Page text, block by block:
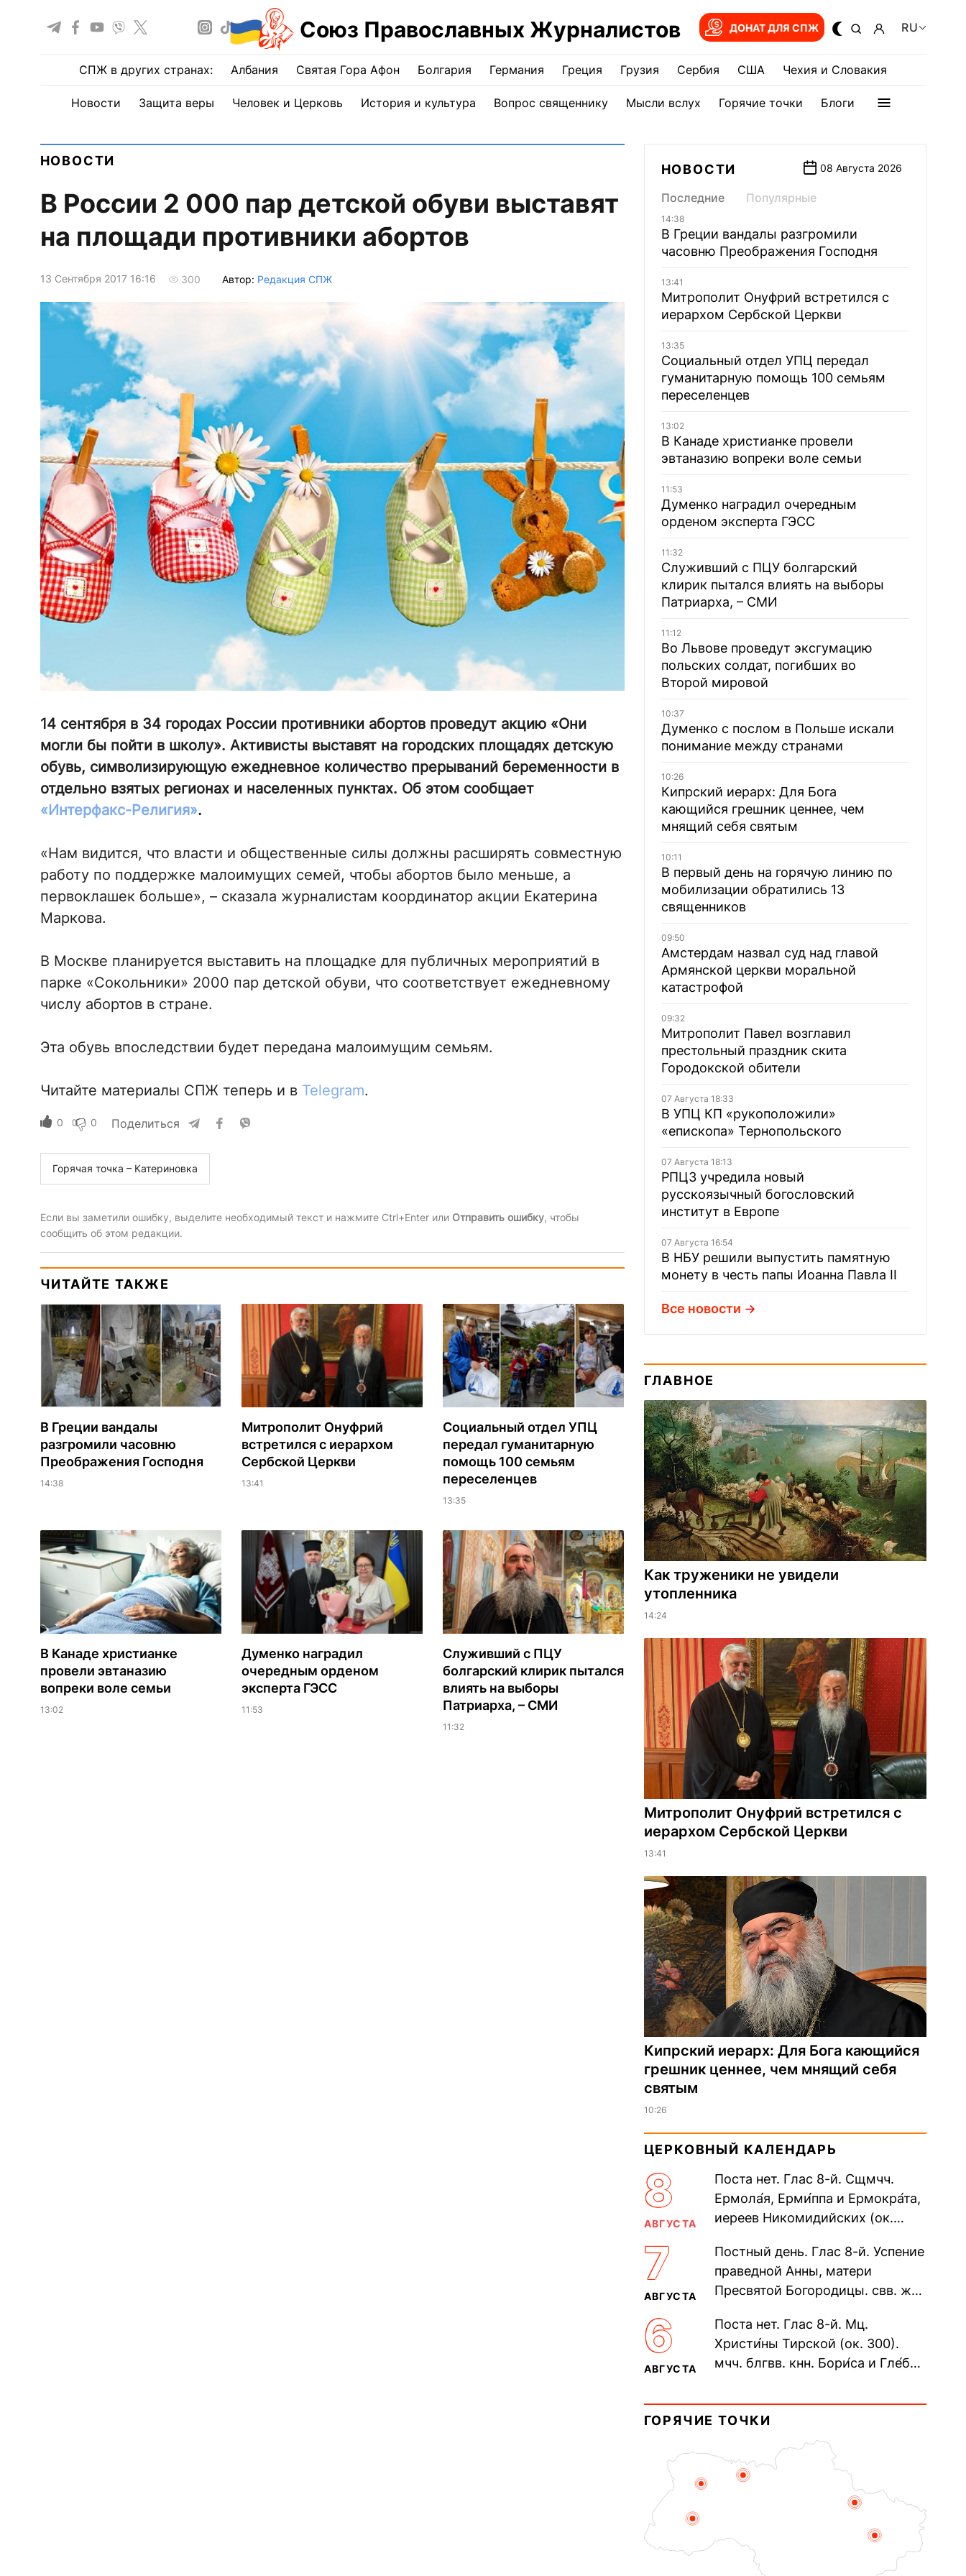
Союз Православных Журналистов ДОНАТ ДЛЯ СПЖ RU
СПЖ в других странах: Албания Святая Гора Афон Болгария Германия Греция Грузия Сербия США Чехия и Словакия
Новости Защита веры Человек и Церковь История и культура Вопрос священнику Мысли вслух Горячие точки Блоги
НОВОСТИ
В России 2 000 пар детской обуви выставят
на площади противники абортов
13 Сентября 2017 16:16 300 Автор: Редакция СПЖ
14 сентября в 34 городах России противники абортов проведут акцию «Они
могли бы пойти в школу». Активисты выставят на городских площадях детскую
обувь, символизирующую ежедневное количество прерываний беременности в
отдельно взятых регионах и населенных пунктах. Об этом сообщает
«Интерфакс-Религия».
«Нам видится, что власти и общественные силы должны расширять совместную
работу по поддержке малоимущих семей, чтобы абортов было меньше, а
первоклашек больше», – сказала журналистам координатор акции Екатерина
Маркова.
В Москве планируется выставить на площадке для публичных мероприятий в
парке «Сокольники» 2000 пар детской обуви, что соответствует ежедневному
числу абортов в стране.
Эта обувь впоследствии будет передана малоимущим семьям.
Читайте материалы СПЖ теперь и в Telegram.
0 0 Поделиться
Горячая точка – Катериновка
Если вы заметили ошибку, выделите необходимый текст и нажмите Ctrl+Enter или Отправить ошибку, чтобы
сообщить об этом редакции.
ЧИТАЙТЕ ТАКЖЕ
В Греции вандалы
разгромили часовню
Преображения Господня
14:38
Митрополит Онуфрий
встретился с иерархом
Сербской Церкви
13:41
Социальный отдел УПЦ
передал гуманитарную
помощь 100 семьям
переселенцев
13:35
В Канаде христианке
провели эвтаназию
вопреки воле семьи
13:02
Думенко наградил
очередным орденом
эксперта ГЭСС
11:53
Служивший с ПЦУ
болгарский клирик пытался
влиять на выборы
Патриарха, – СМИ
11:32
НОВОСТИ 08 Августа 2026
Последние Популярные
14:38
В Греции вандалы разгромили
часовню Преображения Господня
13:41
Митрополит Онуфрий встретился с
иерархом Сербской Церкви
13:35
Социальный отдел УПЦ передал
гуманитарную помощь 100 семьям
переселенцев
13:02
В Канаде христианке провели
эвтаназию вопреки воле семьи
11:53
Думенко наградил очередным
орденом эксперта ГЭСС
11:32
Служивший с ПЦУ болгарский
клирик пытался влиять на выборы
Патриарха, – СМИ
11:12
Во Львове проведут эксгумацию
польских солдат, погибших во
Второй мировой
10:37
Думенко с послом в Польше искали
понимание между странами
10:26
Кипрский иерарх: Для Бога
кающийся грешник ценнее, чем
мнящий себя святым
10:11
В первый день на горячую линию по
мобилизации обратились 13
священников
09:50
Амстердам назвал суд над главой
Армянской церкви моральной
катастрофой
09:32
Митрополит Павел возглавил
престольный праздник скита
Городокской обители
07 Августа 18:33
В УПЦ КП «рукоположили»
«епископа» Тернопольского
07 Августа 18:13
РПЦЗ учредила новый
русскоязычный богословский
институт в Европе
07 Августа 16:54
В НБУ решили выпустить памятную
монету в честь папы Иоанна Павла II
Все новости
ГЛАВНОЕ
Как труженики не увидели
утопленника
14:24
Митрополит Онуфрий встретился с
иерархом Сербской Церкви
13:41
Кипрский иерарх: Для Бога кающийся
грешник ценнее, чем мнящий себя
святым
10:26
ЦЕРКОВНЫЙ КАЛЕНДАРЬ
8
АВГУСТА
Поста нет. Глас 8-й. Сщмчч.
Ермола́я, Ерми́ппа и Ермокра́та,
иереев Никомидийских (ок.
Печерского, в Ближних
пещерах...
7
АВГУСТА
Постный день. Глас 8-й. Успение
праведной Анны, матери
Пресвятой Богородицы. свв. жен
прп. Евпракси́и девы,...
6
АВГУСТА
Поста нет. Глас 8-й. Мц.
Христи́ны Тирской (ок. 300).
мчч. блгвв. кнн. Бори́са и Гле́ба,
Дави́да (1015). Прп....
ГОРЯЧИЕ ТОЧКИ